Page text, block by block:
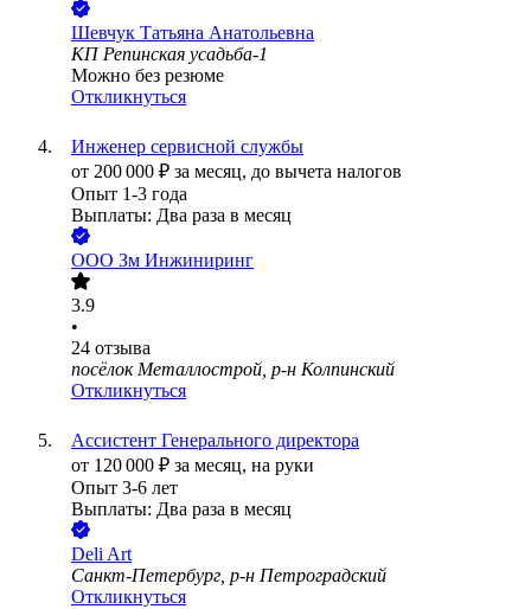
Шевчук Татьяна Анатольевна
КП Репинская усадьба-1
Можно без резюме
Откликнуться
Инженер сервисной службы
от 200 000 ₽ за месяц, до вычета налогов
Опыт 1-3 года
Выплаты: Два раза в месяц
ООО Зм Инжиниринг
3.9
•
24 отзыва
посёлок Металлострой, р-н Колпинский
Откликнуться
Ассистент Генерального директора
от 120 000 ₽ за месяц, на руки
Опыт 3-6 лет
Выплаты: Два раза в месяц
Deli Art
Санкт-Петербург, р-н Петроградский
Откликнуться